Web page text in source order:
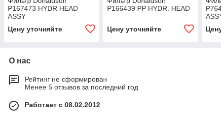
P167473 HYDR HEAD
ASSY
Цену уточняйте
P166439 PP HYDR. HEAD
Цену уточняйте
О нас
Рейтинг не сформирован
Менее 5 отзывов за последний год
Работает с 08.02.2012